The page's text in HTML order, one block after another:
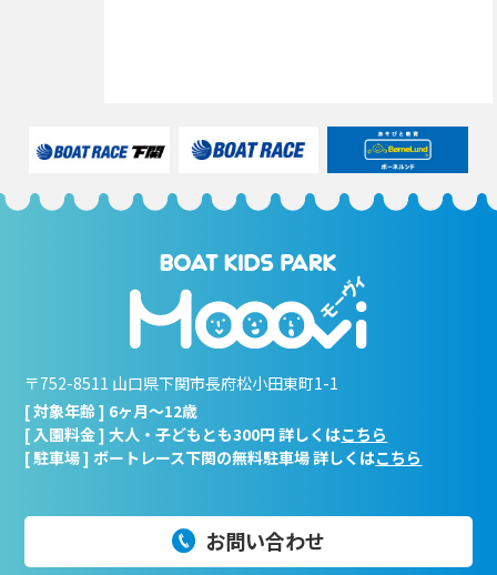
〒752-8511 山口県下関市長府松小田東町1-1
[ 対象年齢 ] 6ヶ月～12歳
[ 入園料金 ] 大人・子どもとも300円 詳しくはこちら
[ 駐車場 ] ボートレース下関の無料駐車場 詳しくはこちら
お問い合わせ